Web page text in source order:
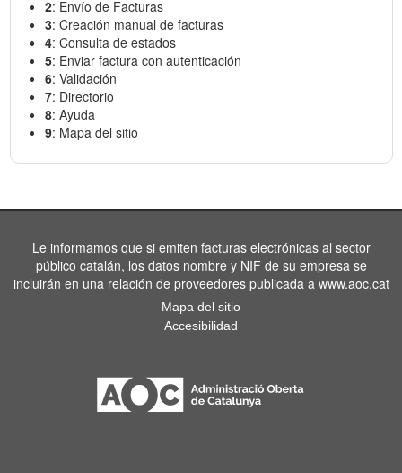
2: Envío de Facturas
3: Creación manual de facturas
4: Consulta de estados
5: Enviar factura con autenticación
6: Validación
7: Directorio
8: Ayuda
9: Mapa del sitio
Le informamos que si emiten facturas electrónicas al sector
público catalán, los datos nombre y NIF de su empresa se
incluirán en una relación de proveedores publicada a www.aoc.cat
Mapa del sitio
Accesibilidad